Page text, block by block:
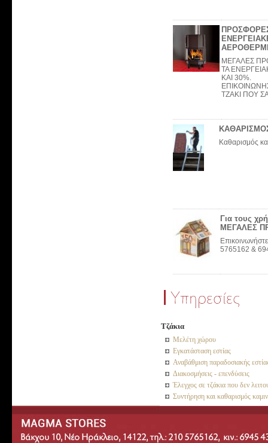
MEΓΑΛΕΣ
ΤΑ
ΚΑΙ 30%.
ΤΖΑΚΙ ΠΟΥ
Kαθαρισμός
Για τους
ΜΕΓΑΛΕΣ
5765162 &
Τζάκια
Μελέτη χώρου
Εγκατάσταση εστίας
Αναβάθμιση παραδοσιακής
Διακοσμήσεις - επενδύσεις
Έλεγχος σε τζάκια που δεν
Συντήρηση και καθαρισμός